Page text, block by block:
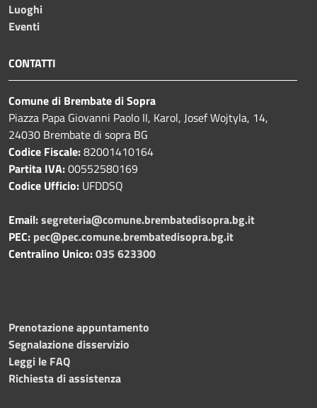
Luoghi
Eventi
CONTATTI
Comune di Brembate di Sopra
Piazza Papa Giovanni Paolo II, Karol, Josef Wojtyla, 14,
24030 Brembate di sopra BG
Codice Fiscale:82001410164
Partita IVA:00552580169
Codice Ufficio: UFDDSQ
Email:segreteria@comune.brembatedisopra.bg.it
PEC: pec@pec.comune.brembatedisopra.bg.it
Centralino Unico:035 623300
Prenotazione appuntamento
Segnalazione disservizio
Leggi le FAQ
Richiesta di assistenza